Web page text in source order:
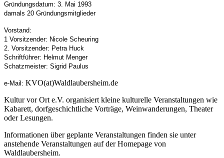
Gründungsdatum: 3. Mai 1993
damals 20 Gründungsmitglieder
Vorstand:
1 Vorsitzender: Nicole Scheuring
2. Vorsitzender: Petra Huck
Schriftführer: Helmut Menger
Schatzmeister: Sigrid Paulus
e-Mail: KVO(at)Waldlaubersheim.de
Kultur vor Ort e.V. organisiert kleine kulturelle Veranstaltungen wie
Kabarett, dorfgeschichtliche Vorträge, Weinwanderungen, Theater
oder Lesungen.
Informationen über geplante Veranstaltungen finden sie unter
anstehende Veranstaltungen auf der Homepage von
Waldlaubersheim.